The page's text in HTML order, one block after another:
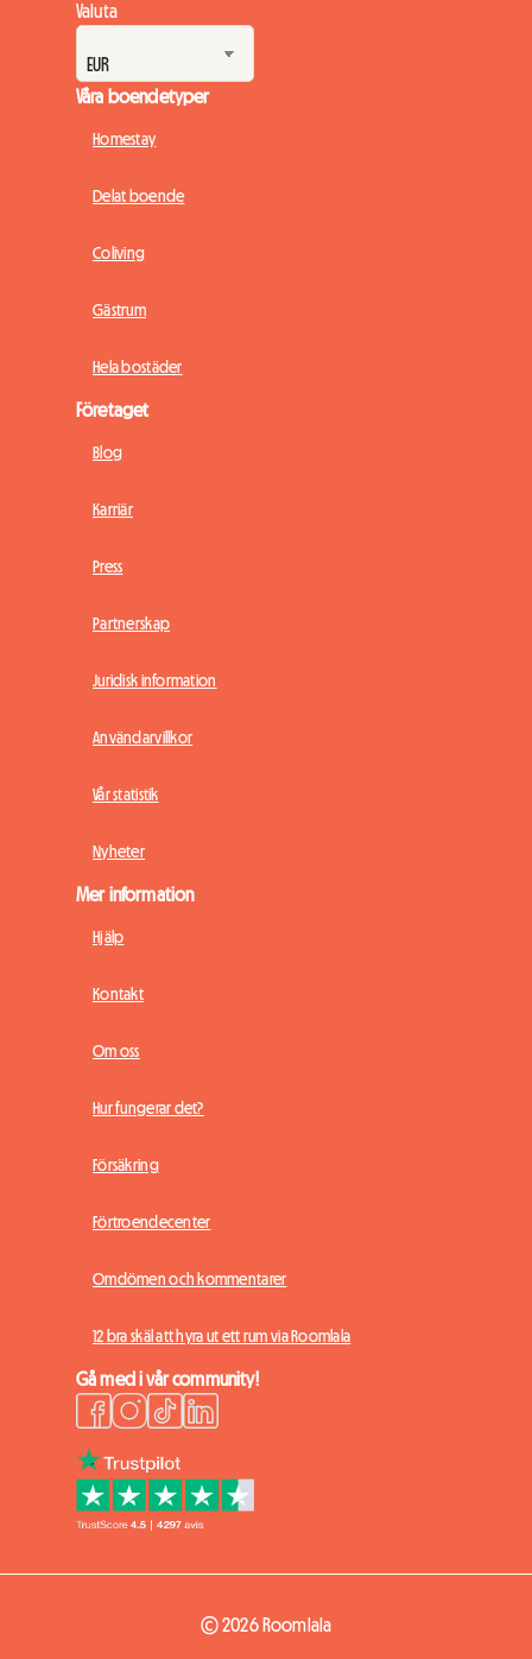
Valuta
Våra boendetyper
Homestay
Delat boende
Coliving
Gästrum
Hela bostäder
Företaget
Blog
Karriär
Press
Partnerskap
Juridisk information
Användarvillkor
Vår statistik
Nyheter
Mer information
Hjälp
Kontakt
Om oss
Hur fungerar det?
Försäkring
Förtroendecenter
Omdömen och kommentarer
12 bra skäl att hyra ut ett rum via Roomlala
Gå med i vår community!
© 2026 Roomlala